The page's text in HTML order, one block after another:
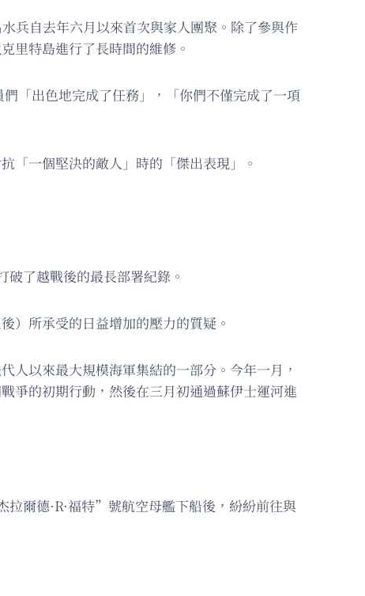
兵自去年六月以來首次與家人團聚。除了參與作
里特島進行了長時間的維修。
「出色地完成了任務」，「你們不僅完成了一項
「一個堅決的敵人」時的「傑出表現」。
了越戰後的最長部署紀錄。
）所承受的日益增加的壓力的質疑。
人以來最大規模海軍集結的一部分。今年一月，
爭的初期行動，然後在三月初通過蘇伊士運河進
爾德·R·福特”號航空母艦下船後，紛紛前往與